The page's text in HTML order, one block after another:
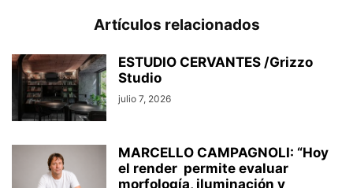
Artículos relacionados
ESTUDIO CERVANTES /Grizzo
Studio
julio 7, 2026
MARCELLO CAMPAGNOLI: “Hoy
el render permite evaluar
morfología, iluminación y